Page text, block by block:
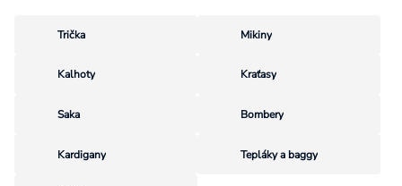
Trička Mikiny
Kalhoty Kraťasy
Saka Bombery
Kardigany Tepláky a baggy